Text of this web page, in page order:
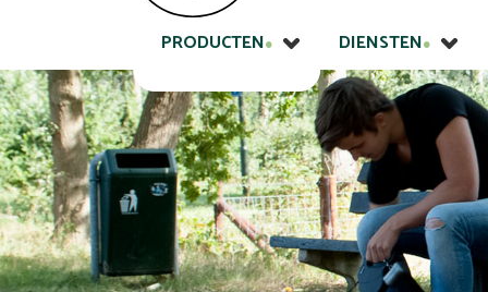
PRODUCTEN DIENSTEN